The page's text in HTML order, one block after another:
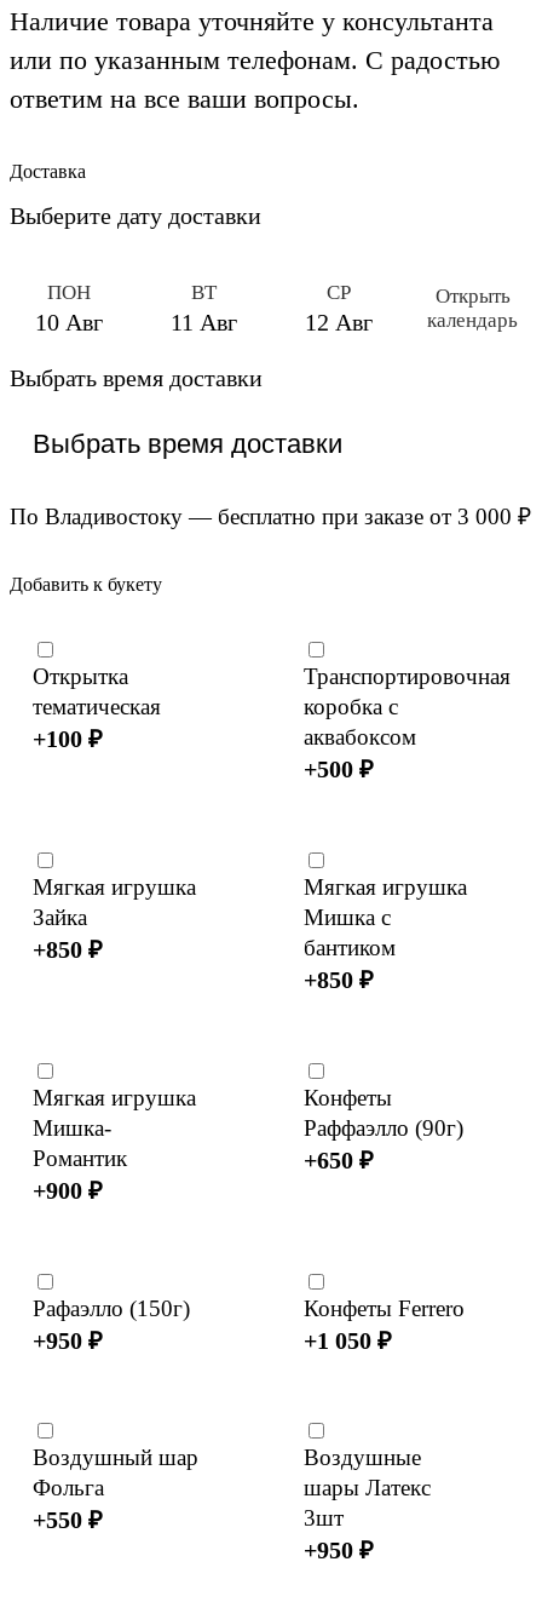
Наличие товара уточняйте у консультанта
или по указанным телефонам. С радостью
ответим на все ваши вопросы.
Доставка
Выберите дату доставки
ПОН
10 Авг
ВТ
11 Авг
СР
12 Авг
Открыть
календарь
Выбрать время доставки
По Владивостоку — бесплатно при заказе от 3 000 ₽
Добавить к букету
Открытка
тематическая
+100₽
Транспортировочная
коробка с
аквабоксом
+500₽
Мягкая игрушка
Зайка
+850₽
Мягкая игрушка
Мишка с
бантиком
+850₽
Мягкая игрушка
Мишка-
Романтик
+900₽
Конфеты
Раффаэлло (90г)
+650₽
Рафаэлло (150г)
+950₽
Конфеты Ferrero
+1 050₽
Воздушный шар
Фольга
+550₽
Воздушные
шары Латекс
3шт
+950₽